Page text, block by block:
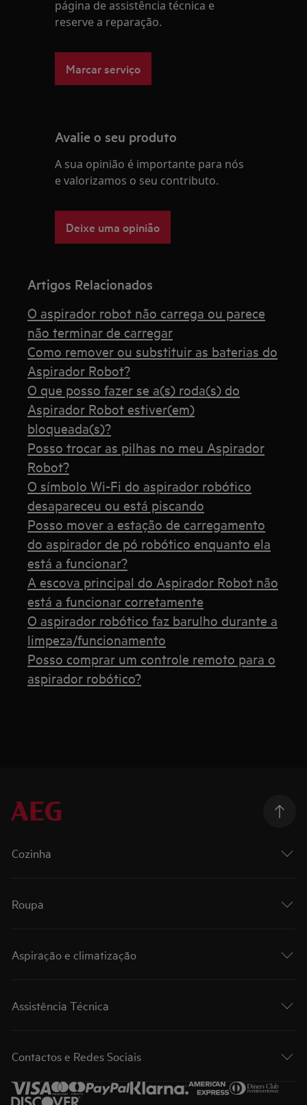
página de assistência técnica e
reserve a reparação.
Marcar serviço
Avalie o seu produto
A sua opinião é importante para nós
e valorizamos o seu contributo.
Deixe uma opinião
Artigos Relacionados
O aspirador robot não carrega ou parece
não terminar de carregar
Como remover ou substituir as baterias do
Aspirador Robot?
O que posso fazer se a(s) roda(s) do
Aspirador Robot estiver(em)
bloqueada(s)?
Posso trocar as pilhas no meu Aspirador
Robot?
O símbolo Wi-Fi do aspirador robótico
desapareceu ou está piscando
Posso mover a estação de carregamento
do aspirador de pó robótico enquanto ela
está a funcionar?
A escova principal do Aspirador Robot não
está a funcionar corretamente
O aspirador robótico faz barulho durante a
limpeza/funcionamento
Posso comprar um controle remoto para o
aspirador robótico?
Cozinha
Roupa
Aspiração e climatização
Assistência Técnica
Contactos e Redes Sociais